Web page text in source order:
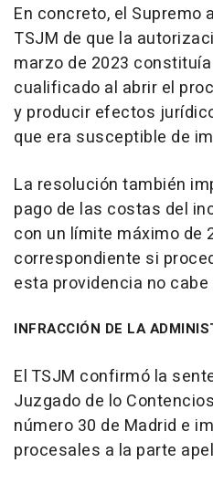
En concreto, el Supremo
TSJM de que la
marzo de 2023
cualificado al abrir el
y producir efectos
que era susceptible de
La resolución también
pago de las costas del
con un límite máximo de
correspondiente si
esta providencia no
INFRACCIÓN DE LA
El TSJM confirmó la
Juzgado de lo
número 30 de Madrid e
procesales a la parte